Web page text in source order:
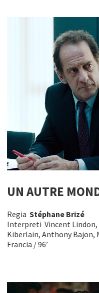
UN AUTRE
Regia Stéphane Brizé
Interpreti Vincent Lindon,
Kiberlain, Anthony Bajon,
Francia / 96’